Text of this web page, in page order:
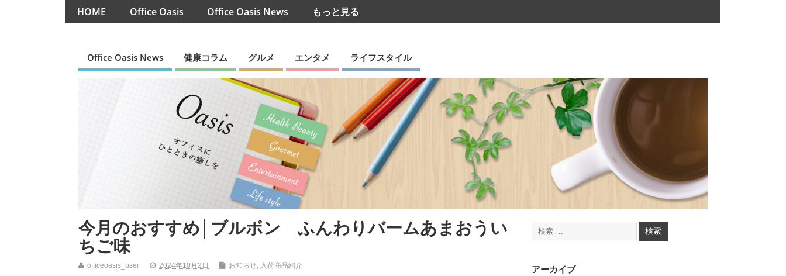
HOME Office Oasis Office Oasis News もっと見る
Office Oasis News 健康コラム グルメ エンタメ ライフスタイル
今月のおすすめ│ブルボン ふんわりバームあまおうい
ちご味
officeoasis_user 2024年10月2日 お知らせ, 入荷商品紹介 アーカイブ